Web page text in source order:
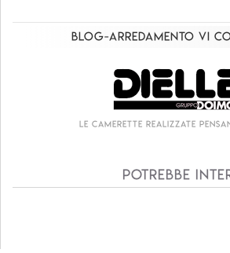
Blog-Arredamento vi
Le camerette realizzate
Potrebbe